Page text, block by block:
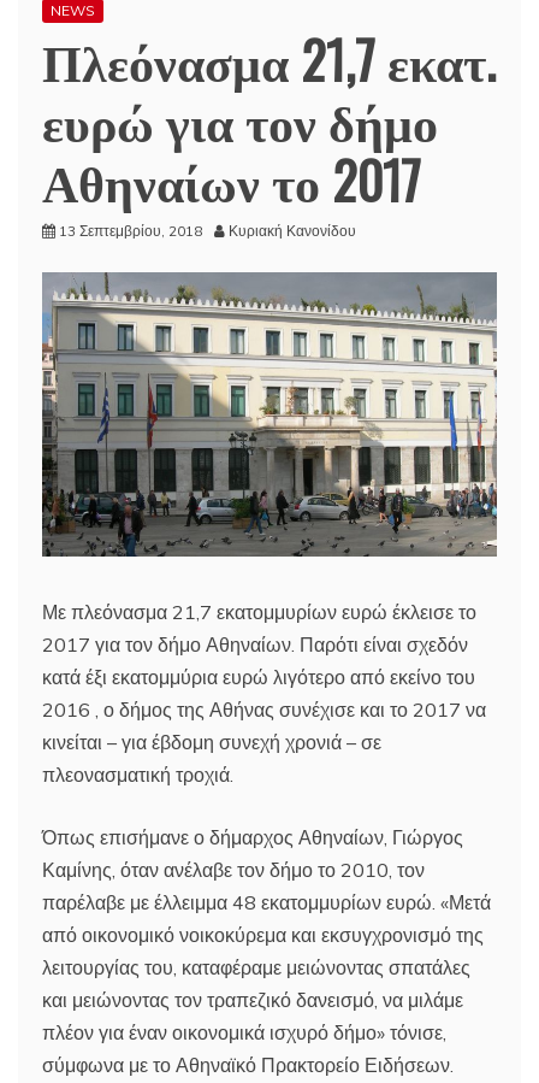
NEWS
Πλεόνασμα 21,7 εκατ.
ευρώ για τον δήμο
Αθηναίων το 2017
13 Σεπτεμβρίου, 2018 Κυριακή Κανονίδου
Με πλεόνασμα 21,7 εκατομμυρίων ευρώ έκλεισε το
2017 για τον δήμο Αθηναίων. Παρότι είναι σχεδόν
κατά έξι εκατομμύρια ευρώ λιγότερο από εκείνο του
2016 , ο δήμος της Αθήνας συνέχισε και το 2017 να
κινείται – για έβδομη συνεχή χρονιά – σε
πλεονασματική τροχιά.
Όπως επισήμανε ο δήμαρχος Αθηναίων, Γιώργος
Καμίνης, όταν ανέλαβε τον δήμο το 2010, τον
παρέλαβε με έλλειμμα 48 εκατομμυρίων ευρώ. «Μετά
από οικονομικό νοικοκύρεμα και εκσυγχρονισμό της
λειτουργίας του, καταφέραμε μειώνοντας σπατάλες
και μειώνοντας τον τραπεζικό δανεισμό, να μιλάμε
πλέον για έναν οικονομικά ισχυρό δήμο» τόνισε,
σύμφωνα με το Αθηναϊκό Πρακτορείο Ειδήσεων.